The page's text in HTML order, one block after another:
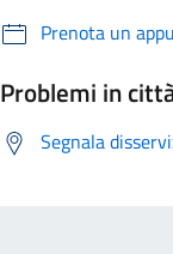
Prenota un
Problemi in
Segnala